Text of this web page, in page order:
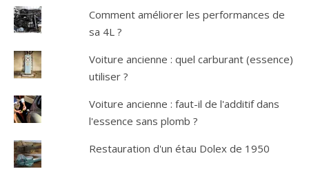
Comment améliorer les performances de
sa 4L ?
Voiture ancienne : quel carburant (essence)
utiliser ?
Voiture ancienne : faut-il de l'additif dans
l'essence sans plomb ?
Restauration d'un étau Dolex de 1950